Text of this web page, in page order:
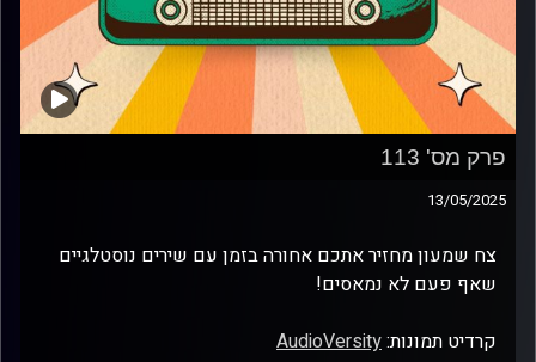
פרק מס' 113
13/05/2025
צח שמעון מחזיר אתכם אחורה בזמן עם שירים נוסטלגיים
שאף פעם לא נמאסים!
קרדיט תמונות:AudioVersity